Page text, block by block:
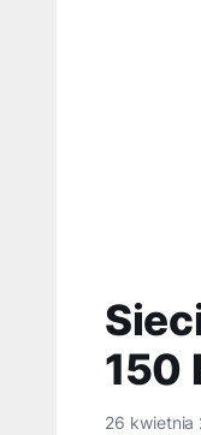
150
26 kwietnia